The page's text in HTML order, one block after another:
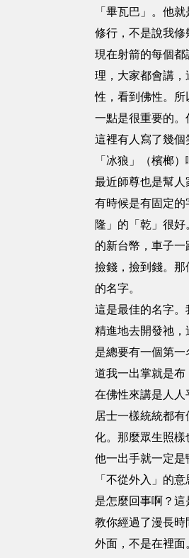
「畢瓦巴」。他
修行，不是說我修
現在射箭的每個
理，大家都會講
性，看到佛性。
一點是很重要的。
這裡有人寫了幾
「冰狼」（檳榔
最近師尊也是幫
有時候是有固定
隆」的「乾」很
的新台幣，車子
撿錢，撿到錢。
的名字。
這是最佳的名字
精進地去開發祂
是總要有一個第
道我一出掌就是布
在佛性來講是人
居士一樣統統都
化。那麼眾生照
他一出手就一定是
「不從外入」的
是怎麼回事啊？
教你經過了漫長
外面，不是在裡